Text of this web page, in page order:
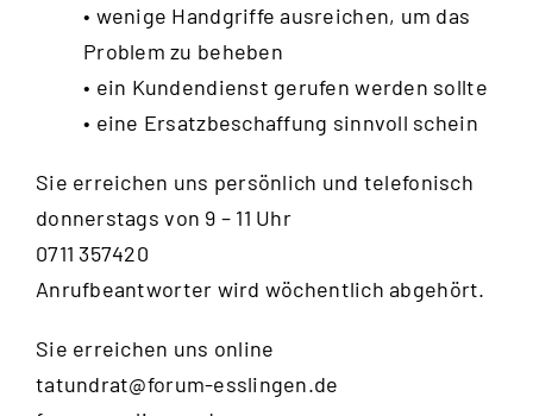
• wenige Handgriffe ausreichen, um das
Problem zu beheben
• ein Kundendienst gerufen werden sollte
• eine Ersatzbeschaffung sinnvoll schein
Sie erreichen uns persönlich und telefonisch
donnerstags von 9 – 11 Uhr
0711 357420
Anrufbeantworter wird wöchentlich abgehört.
Sie erreichen uns online
tatundrat@forum-esslingen.de